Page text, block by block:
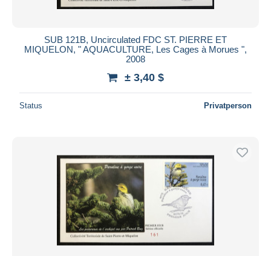
SUB 121B, Uncirculated FDC ST. PIERRE ET
MIQUELON, " AQUACULTURE, Les Cages à Morues ",
2008
± 3,40 $
Status Privatperson